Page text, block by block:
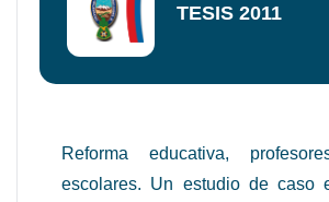
TESIS 2011
Reforma educativa,
escolares. Un estudio de caso